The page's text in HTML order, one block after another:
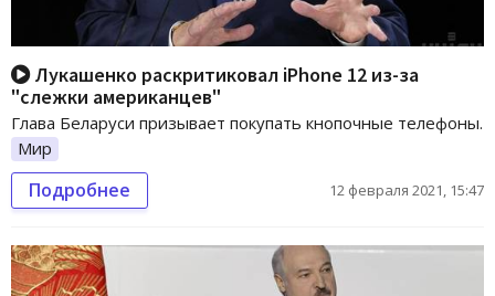
Лукашенко раскритиковал iPhone 12 из-за
"слежки американцев"
Глава Беларуси призывает покупать кнопочные телефоны.
Мир
Подробнее 12 февраля 2021, 15:47